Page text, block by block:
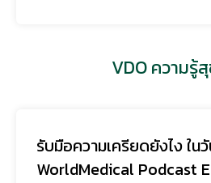
VDO ความรู้
รับมือความเครียดยังไง ใน
WorldMedical Podcast